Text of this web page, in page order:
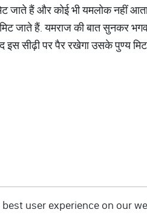
जाते हैं और कोई भी यमलोक नहीं
जाते हैं. यमराज की बात सुनकर
इस सीढ़ी पर पैर रखेगा उसके पुण्य
user experience on our